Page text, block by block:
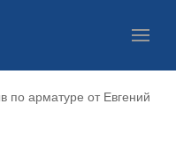
по арматуре от ​Евгений